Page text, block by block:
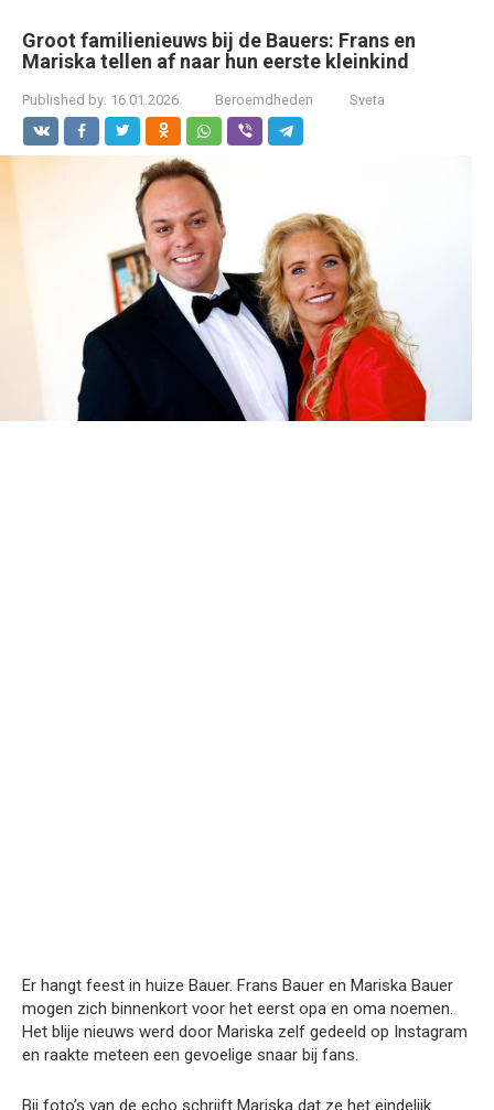
Groot familienieuws bij de Bauers: Frans en
Mariska tellen af naar hun eerste kleinkind
Published by: 16.01.2026 Beroemdheden Sveta
Er hangt feest in huize Bauer. Frans Bauer en Mariska Bauer
mogen zich binnenkort voor het eerst opa en oma noemen.
Het blije nieuws werd door Mariska zelf gedeeld op Instagram
en raakte meteen een gevoelige snaar bij fans.
Bij foto’s van de echo schrijft Mariska dat ze het eindelijk